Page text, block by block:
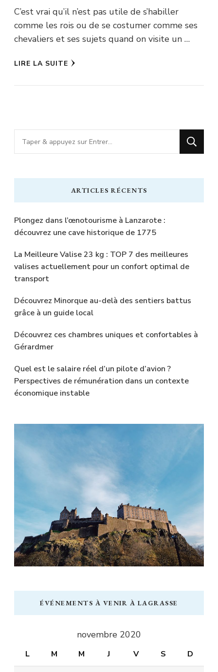
C’est vrai qu’il n’est pas utile de s’habiller
comme les rois ou de se costumer comme ses
chevaliers et ses sujets quand on visite un …
LIRE LA SUITE
Vous
recherchiez
chose
ARTICLES RÉCENTS
Plongez dans l’œnotourisme à Lanzarote :
découvrez une cave historique de 1775
La Meilleure Valise 23 kg : TOP 7 des meilleures
valises actuellement pour un confort optimal de
transport
Découvrez Minorque au-delà des sentiers battus
grâce à un guide local
Découvrez ces chambres uniques et confortables à
Gérardmer
Quel est le salaire réel d’un pilote d’avion ?
Perspectives de rémunération dans un contexte
économique instable
ÉVÉNEMENTS À VENIR À LAGRASSE
novembre 2020
L M M J V S D